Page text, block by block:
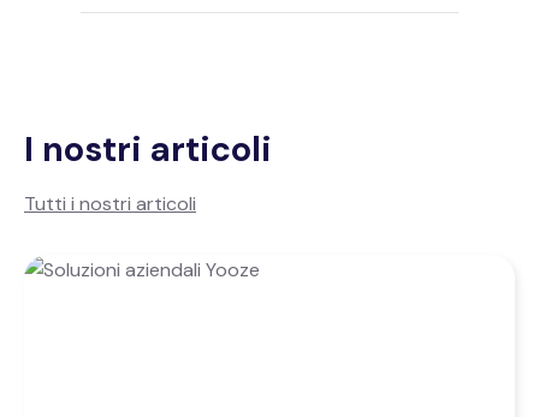
I nostri articoli
Tutti i nostri articoli